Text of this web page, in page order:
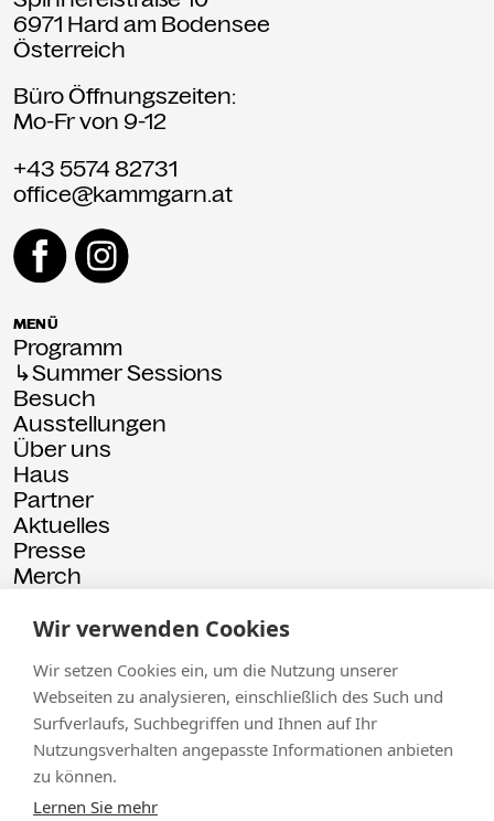
6971 Hard am Bodensee
Österreich
Büro Öffnungszeiten:
Mo-Fr von 9-12
+43 5574 82731
office@kammgarn.at
MENÜ
Programm
↳Summer Sessions
Besuch
Ausstellungen
Über uns
Haus
Partner
Aktuelles
Presse
Merch
© 2026 Kammgarn Impressum Datenschutz
Wir verwenden Cookies
Wir setzen Cookies ein, um die Nutzung unserer
Webseiten zu analysieren, einschließlich des Such und
Surfverlaufs, Suchbegriffen und Ihnen auf Ihr
Nutzungsverhalten angepasste Informationen anbieten
zu können.
Lernen Sie mehr